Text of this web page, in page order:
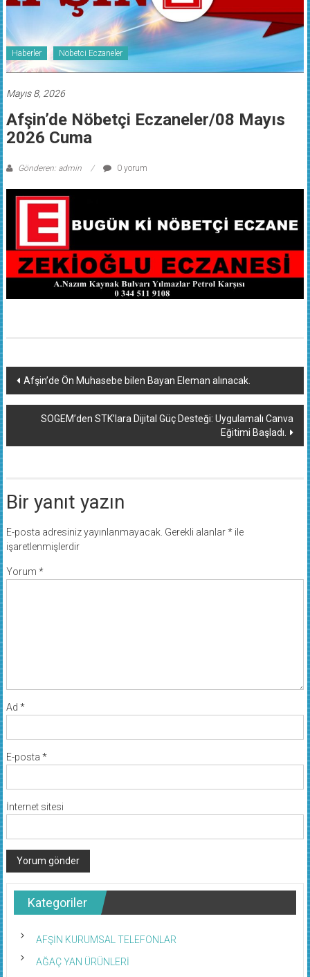
Haberler Nöbetci Eczaneler
Mayıs 8, 2026
Afşin’de Nöbetçi Eczaneler/08 Mayıs
2026 Cuma
Gönderen: admin 0 yorum
Yazı
dolaşımı
Afşin’de Ön Muhasebe bilen Bayan Eleman alınacak.
SOGEM’den STK’lara Dijital Güç Desteği: Uygulamalı Canva
Eğitimi Başladı.
Bir yanıt yazın
E-posta adresiniz yayınlanmayacak. Gerekli alanlar*ile
işaretlenmişlerdir
Yorum *
Ad *
E-posta *
İnternet sitesi
Kategoriler
AFŞİN KURUMSAL TELEFONLAR
AĞAÇ YAN ÜRÜNLERİ